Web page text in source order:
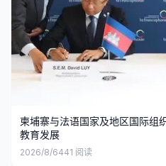
柬埔寨与法语国家及地区国际组
教育发展
2026/8/6441 阅读